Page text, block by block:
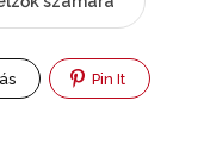
Pin It